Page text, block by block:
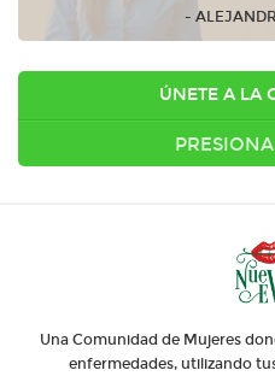
-
ÚNETE A LA
Una Comunidad de Mujeres
enfermedades, utilizando